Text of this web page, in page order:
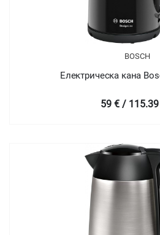
BOSCH
Електрическа кана
59 € /